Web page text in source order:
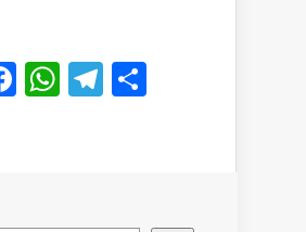
Facebook
WhatsApp
Telegram